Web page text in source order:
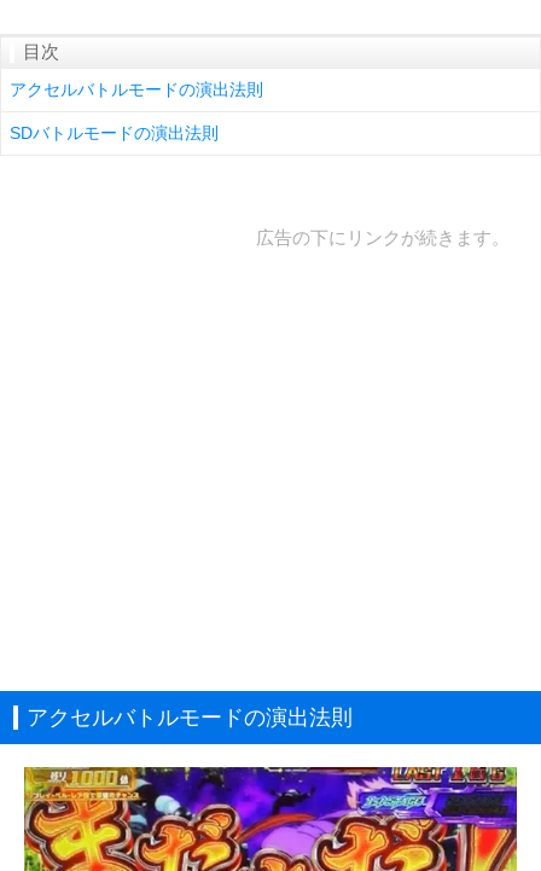
目次
アクセルバトルモードの演出法則
SDバトルモードの演出法則
広告の下にリンクが続きます。
アクセルバトルモードの演出法則